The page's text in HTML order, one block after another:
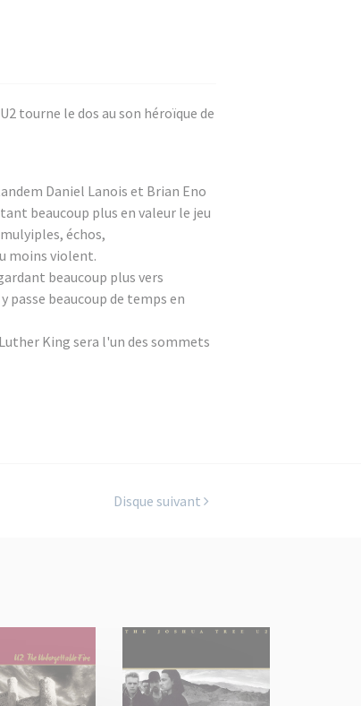
tourne le dos au son héroïque de
Daniel Lanois et Brian Eno
beaucoup plus en valeur le jeu
échos,
moins violent.
beaucoup plus vers
passe beaucoup de temps en
King sera l'un des sommets
Disque suivant